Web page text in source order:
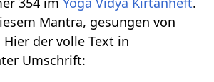
Mantra, gesungen von
Hier der volle Text in
Umschrift: